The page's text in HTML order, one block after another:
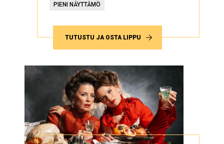
PIENI NÄYTTÄMÖ
TUTUSTU JA OSTA LIPPU